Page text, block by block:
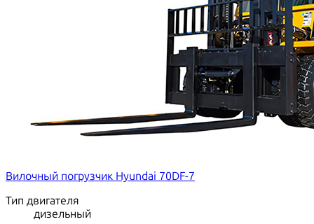
Вилочный погрузчик Hyundai 70DF-7
Тип двигателя
дизельный